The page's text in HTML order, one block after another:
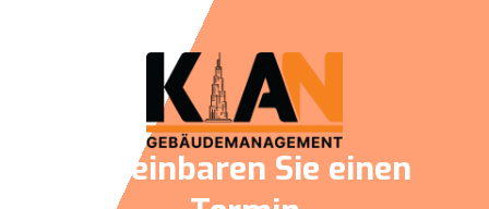
Vereinbaren Sie einen